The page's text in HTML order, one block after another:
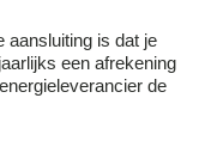
aansluiting is dat je
een afrekening
de